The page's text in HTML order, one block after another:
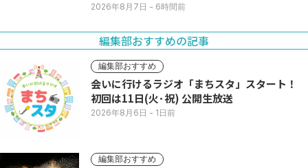
2026年8月7日 - 6時間前
編集部おすすめの記事
編集部おすすめ
会いに行けるラジオ「まちスタ」スタート！
初回は11日(火･祝) 公開生放送
2026年8月6日 - 1日前
編集部おすすめ